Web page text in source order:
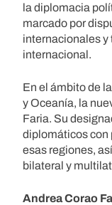
la diplomacia
marcado por
internacionales y
internacional.
En el ámbito de
y Oceanía, la
Faria. Su
diplomáticos con
esas regiones,
bilateral y
Andrea Corao